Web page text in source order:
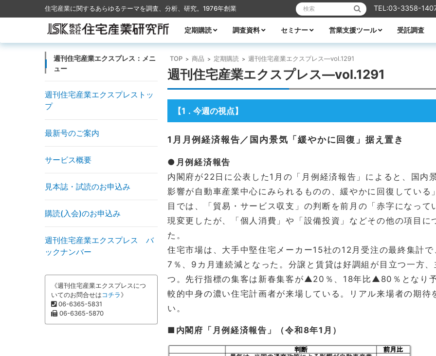
住宅産業に関するあらゆるテーマを調査、分析、研究。1976年創業 検索: TEL:03-3358-
コンテンツに移動
定期購読
調査資料 セミナー 営業支援ツール 受託調査
TOP > 商品 > 定期購読 > 週刊住宅産業エクスプレス―vol.1291
週刊住宅産業エクスプレス―vol.1291
【1 ． 今週の視点】
1月月例経済報告／国内景気「緩やかに回復」据え置き
●月例経済報告
内閣府が22日に公表した1月の「月例経済報告」によると、国内
影響が自動車産業中心にみられるものの、緩やかに回復してい
目では、「貿易・サービス収支」の判断を前月の「赤字になっ
現変更したが、「個人消費」や「設備投資」などその他の項目
た。
住宅市場は、大手中堅住宅メーカー15社の12月受注の最終集計
7％、9カ月連続減となった。分譲と賃貸は好調組が目立つ一方
つ。先行指標の集客は新春集客が▲20％、18年比▲80％となり
較的中身の濃い住宅計画者が来場している。リアル来場者の期
い。
■内閣府「月例経済報告」（令和8年1月）
週刊住宅産業エクスプレス：メニ
ュー
週刊住宅産業エクスプレストッ
プ
最新号のご案内
サービス概要
見本誌・試読のお申込み
購読(入会)のお申込み
週刊住宅産業エクスプレス バ
ックナンバー
《週刊住宅産業エクスプレスにつ
いてのお問合せはコチラ》
06-6365-5831
06-6365-5870